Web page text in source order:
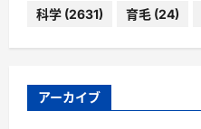
科学 (2631) 育毛 (24)
アーカイブ